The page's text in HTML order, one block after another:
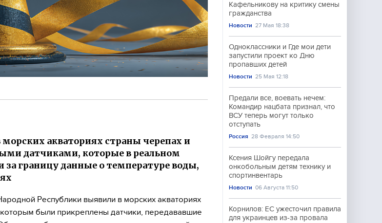
акваториях страны черепах и
датчиками, которые в реальном
за границу данные о температуре воды,
Республики выявили в морских акваториях
были прикреплены датчики, передававшие
Кафельникову на критику смены
гражданства
Новости 27 Мая 18:38
Одноклассники и Где мои дети
запустили проект ко Дню
пропавших детей
Новости 25 Мая 12:18
Предали все, воевать нечем:
Командир нацбата признал, что
ВСУ теперь могут только
отступать
Россия 28 Февраля 14:50
Ксения Шойгу передала
онкобольным детям технику и
спортинвентарь
Новости 06 Августа 11:50
Корнилов: ЕС ужесточил правила
для украинцев из-за провала